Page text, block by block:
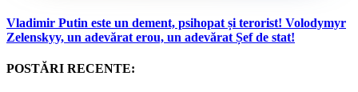
Vladimir Putin este un dement, psihopat și terorist! Volodymyr
Zelenskyy, un adevărat erou, un adevărat Șef de stat!
POSTĂRI RECENTE: